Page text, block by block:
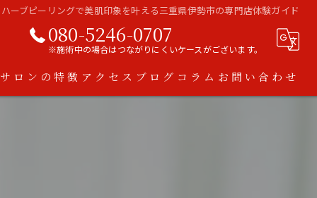
ハーブピーリングで美肌印象を叶える三重県伊勢市の専門店体験ガイド
080-5246-0707
※施術中の場合はつながりにくいケースがございます。
ロンの特徴 アクセス ブログ コラム お問い合わせ